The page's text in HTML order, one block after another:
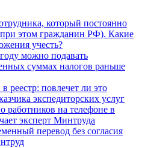
который постоянно
этом гражданин РФ). Какие
учесть?
можно подавать
суммах налогов раньше
реестр: повлечет ли это
экспедиторских услуг
работников на телефоне в
эксперт Минтруда
перевод без согласия